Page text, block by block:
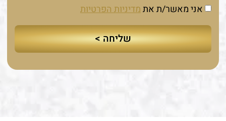
אני מאשר/ת אתמדיניות הפרטיות
שליחה >